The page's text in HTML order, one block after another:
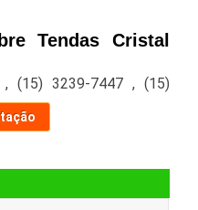
Tendas Cristal
, (15) 3239-7447 ,(15)